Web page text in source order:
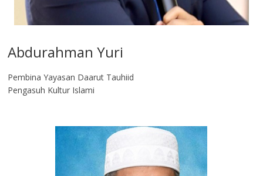
Abdurahman Yuri
Pembina Yayasan Daarut Tauhiid
Pengasuh Kultur Islami